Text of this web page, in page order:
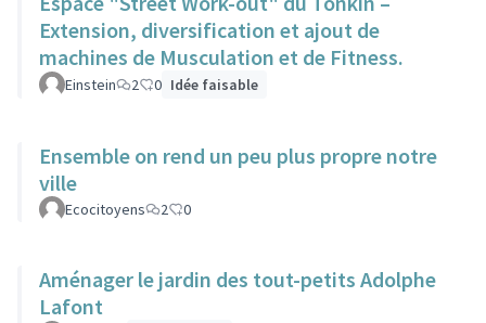
Extension, diversification et ajout de
machines de Musculation et de Fitness.
Einstein 2 0 Idée faisable
Ensemble on rend un peu plus propre notre
ville
Ecocitoyens 2 0
Aménager le jardin des tout-petits Adolphe
Lafont